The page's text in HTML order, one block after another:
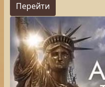
Перейти